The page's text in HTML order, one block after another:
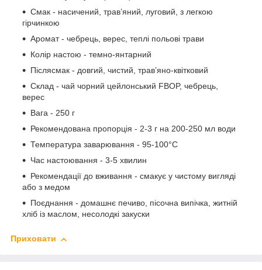
Смак - насичений, трав’яний, луговий, з легкою
гірчинкою
Аромат - чебрець, верес, теплі польові трави
Колір настою - темно-янтарний
Післясмак - довгий, чистий, трав’яно-квітковий
Склад - чай чорний цейлонський FBOP, чебрець,
верес
Вага - 250 г
Рекомендована пропорція - 2-3 г на 200-250 мл води
Температура заварювання - 95-100°C
Час настоювання - 3-5 хвилин
Рекомендації до вживання - смакує у чистому вигляді
або з медом
Поєднання - домашнє печиво, пісочна випічка, житній
хліб із маслом, несолодкі закуски
Приховати